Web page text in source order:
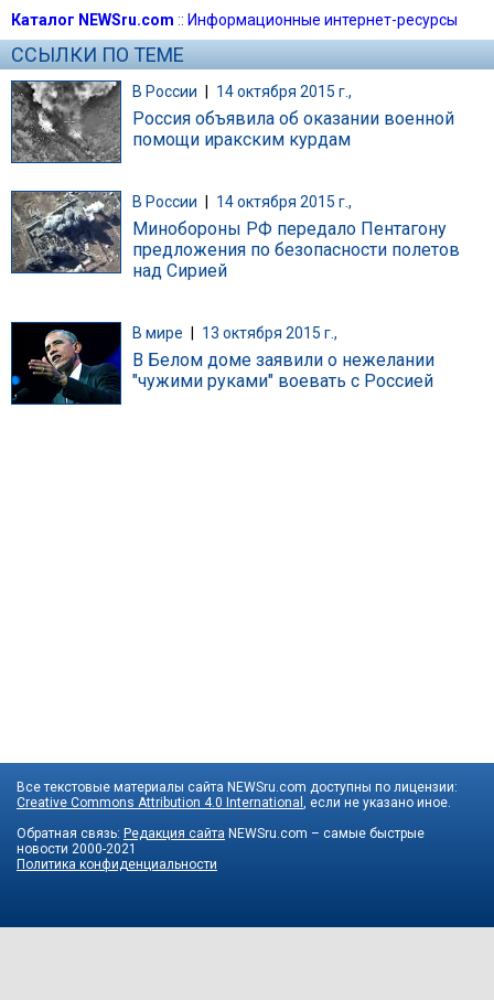
Каталог NEWSru.com :: Информационные интернет-ресурсы
ССЫЛКИ ПО ТЕМЕ
В России | 14 октября 2015 г.,
Россия объявила об оказании военной
помощи иракским курдам
В России 14 октября 2015 г.,
Минобороны РФ передало Пентагону
предложения по безопасности полетов
над Сирией
В мире 13 октября 2015 г.,
В Белом доме заявили о нежелании
"чужими руками" воевать с Россией
Все текстовые материалы сайта NEWSru.com доступны по лицензии:
Creative Commons Attribution 4.0 International , если не указано иное.
Обратная связь: Редакция сайта NEWSru.com – самые быстрые
новости 2000-2021
Политика конфиденциальности